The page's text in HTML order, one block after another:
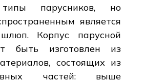
парусников, но
является
Корпус парусной
быть изготовлен из
состоящих из
частей: выше